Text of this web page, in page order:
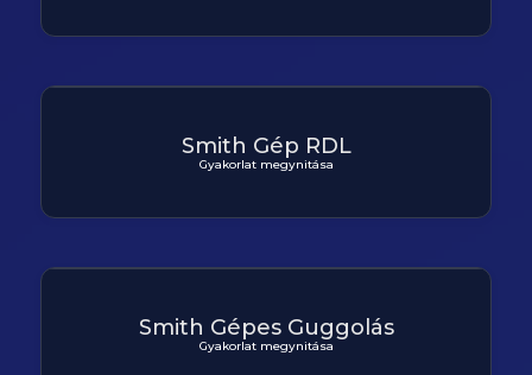
Smith Gép RDL
Gyakorlat megynitása
Smith Gépes Guggolás
Gyakorlat megynitása